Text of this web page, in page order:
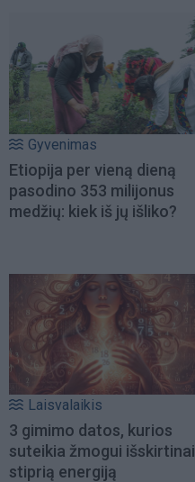
Gyvenimas
Etiopija per vieną dieną
pasodino 353 milijonus
medžių: kiek iš jų išliko?
Laisvalaikis
3 gimimo datos, kurios
suteikia žmogui išskirtinai
stiprią energiją